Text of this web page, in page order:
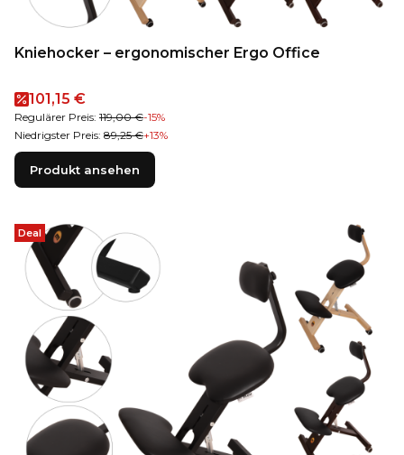
Kniehocker – ergonomischer Ergo Office
Aktionspreis
101,15 €
Regulärer Preis: 119,00 €-15%
Niedrigster Preis: 89,25 €+13%
Produkt ansehen
Deal